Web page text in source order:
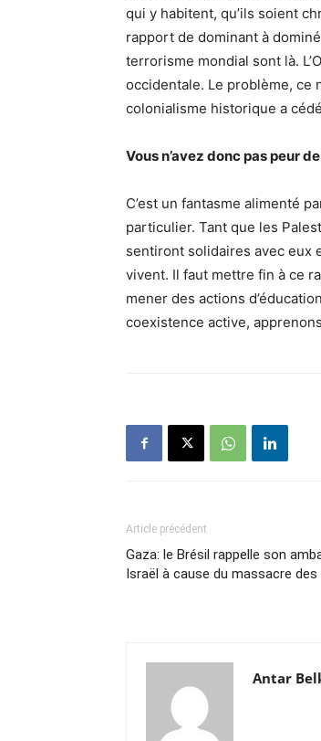
qui y habitent, qu’ils soient
rapport de dominant à
terrorisme mondial sont là.
occidentale. Le problème, ce
colonialisme historique a
Vous n’avez donc pas peur
C’est un fantasme alimenté
particulier. Tant que les
sentiront solidaires avec eux
vivent. Il faut mettre fin à ce
mener des actions
coexistence active,
Article précédent
Gaza: le Brésil rappelle son
Israël à cause du massacre
Antar